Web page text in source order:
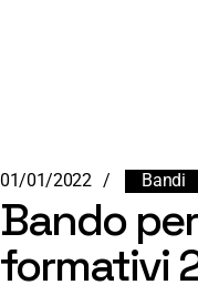
01/01/2022 Bandi
Bando
formativi